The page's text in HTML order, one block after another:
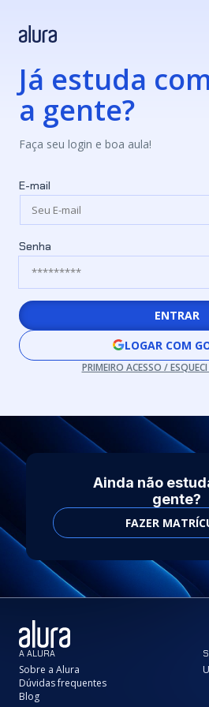
Já estuda
a gente?
Faça seu login e boa aula!
E-mail
Senha
ENTRAR
LOGAR COM
PRIMEIRO ACESSO /
Ainda não
gente?
FAZER
A ALURA
Sobre a Alura
Dúvidas frequentes
Blog